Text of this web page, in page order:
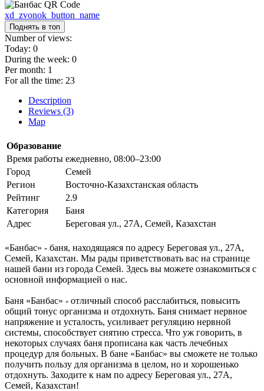
xd_zvonok_button_name
Поднять в топ
Number of views:
Today: 0
During the week: 0
Per month: 1
For all the time: 23
Description
Reviews (3)
Map
Образование
Время работы ежедневно, 08:00–23:00
Город
Семей
Регион
Восточно-Казахстанская область
Рейтинг
2.9
Категория
Баня
Адрес
Береговая ул., 27А, Семей, Казахстан
«Банбас» - баня, находящаяся по адресу Береговая ул., 27А,
Семей, Казахстан. Мы рады приветствовать вас на странице
нашей бани из города Семей. Здесь вы можете ознакомиться с
основной информацией о нас.
Баня «Банбас» - отличный способ расслабиться, повысить
общий тонус организма и отдохнуть. Баня снимает нервное
напряжение и усталость, усиливает регуляцию нервной
системы, способствует снятию стресса. Что уж говорить, в
некоторых случаях баня прописана как часть лечебных
процедур для больных. В бане «Банбас» вы сможете не только
получить пользу для организма в целом, но и хорошенько
отдохнуть. Заходите к нам по адресу Береговая ул., 27А,
Семей, Казахстан!